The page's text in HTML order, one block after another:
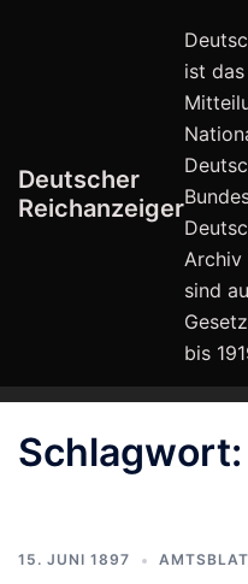
Deutscher
Reichanzeiger
ist
Archiv
sind
bis
Schlagwort:
15. JUNI 1897